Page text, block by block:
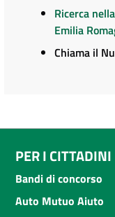
Ricerca
Emilia
Chiama il
PER I CITTADINI
Bandi di concorso
Auto Mutuo Aiuto